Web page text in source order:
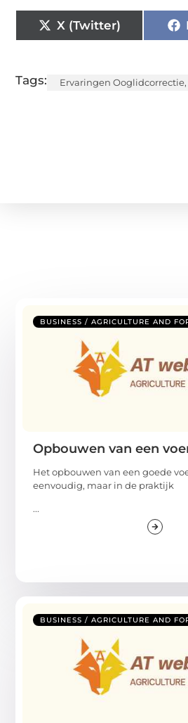
X (Twitter)
Tags: Ervaringen Ooglidcorrectie,
BUSINESS / AGRICULTURE AND
Opbouwen van een
Het opbouwen van een goede
eenvoudig, maar in de praktijk
...
BUSINESS / AGRICULTURE AND